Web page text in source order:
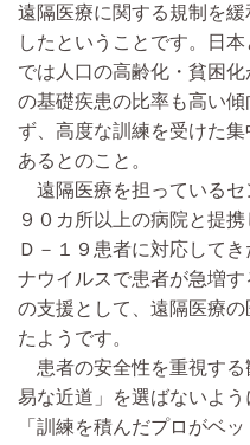
遠隔医療に関する規制を
したということです。日
では人口の高齢化・貧困
の基礎疾患の比率も高い
ず、高度な訓練を受けた
あるとのこと。
遠隔医療を担っているセ
９０カ所以上の病院と提
Ｄ－１９患者に対応して
ナウイルスで患者が急増
の支援として、遠隔医療
たようです。
患者の安全性を重視する
易な近道」を選ばないよう
「訓練を積んだプロがベ